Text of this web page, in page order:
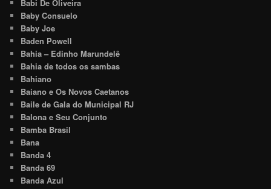
Babi De Oliveira
Baby Consuelo
Baby Joe
Baden Powell
Bahia – Edinho Marundelê
Bahia de todos os sambas
Bahiano
Baiano e Os Novos Caetanos
Baile de Gala do Municipal RJ
Balona e Seu Conjunto
Bamba Brasil
Bana
Banda 4
Banda 69
Banda Azul